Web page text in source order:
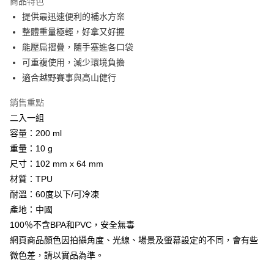
悠遊付
Google Pay
全盈+PAY
AFTEE先享後付
【關於「AFTEE先享後付」】
AFTEE先享後付是「在收到商品之後才付款」的支付方式。 讓您購物簡單
１．簡單：不需註冊會員、不需綁卡、不需儲值。
２．便利：只要手機號碼，簡訊認證，即可結帳。
３．安心：先確認商品／服務後，再付款。
【「AFTEE先享後付」結帳流程】
１．於結帳方式選擇「AFTEE先享後付」後，將跳轉至「AFTEE先享後付」
２．訂單成立數日內，您將收到繳費通知簡訊。
３．收到繳費通知簡訊後14天內，點擊此簡訊中的連結，可透過四大超商／
ATM／網路銀行／等多元方式進行付款，方視為交易完成。
※ 請注意：結帳手續完成當下不需立刻繳費，但若您需要取消訂單，請聯絡
購買商品的店家。未經商家同意取消之訂單仍視為有效，需透過AFTEE先享
ATM付款
貨到付款
運送方式
全家取貨付款
每筆NT$60，滿NT$499(含以上)免運費
7-11取貨付款
每筆NT$60，滿NT$799(含以上)免運費
提供最迅速便利的補水方案
整體重量極輕，好拿又好握
能壓扁摺疊，隨手塞進各口袋
可重複使用，減少環境負擔
適合越野賽事與高山健行
銷售重點
二入一組
容量：200 ml
重量：10 g
尺寸：102 mm x 64 mm
材質：TPU
耐溫：60度以下/可冷凍
產地：中國
100％不含BPA和PVC，安全無毒
網頁商品顏色因拍攝角度、光線、場景及螢幕設定的不同，會有些
微色差，請以實品為準。